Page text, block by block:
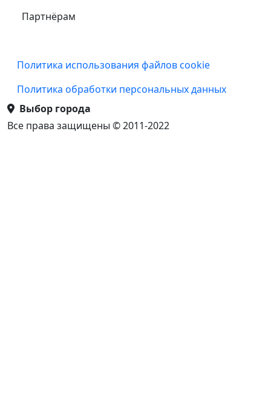
Партнёрам
Подвал
Политика использования файлов cookie
Политика обработки персональных данных
Выбор города
Все права защищены © 2011-2022